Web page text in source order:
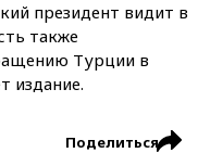
президент видит в
также
Турции в
издание.
Поделиться